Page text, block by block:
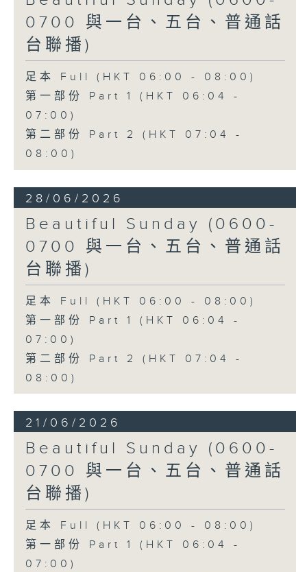
0700 與一台、五台、普通話
台聯播)
足本 Full (HKT 06:00 - 08:00)
第一部份 Part 1 (HKT 06:04 -
07:00)
第二部份 Part 2 (HKT 07:04 -
08:00)
28/06/2026
Beautiful Sunday (0600-
0700 與一台、五台、普通話
台聯播)
足本 Full (HKT 06:00 - 08:00)
第一部份 Part 1 (HKT 06:04 -
07:00)
第二部份 Part 2 (HKT 07:04 -
08:00)
21/06/2026
Beautiful Sunday (0600-
0700 與一台、五台、普通話
台聯播)
足本 Full (HKT 06:00 - 08:00)
第一部份 Part 1 (HKT 06:04 -
07:00)